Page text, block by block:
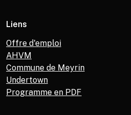
Liens
Offre d'emploi
AHVM
Commune de Meyrin
Undertown
Programme en PDF